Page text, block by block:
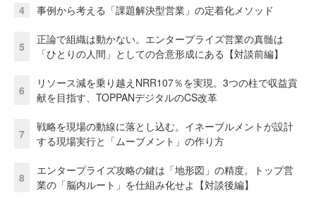
4 事例から考える「課題解決型営業」の定着化メソッド
5
正論で組織は動かない。エンタープライズ営業の真髄は
「ひとりの人間」としての合意形成にある【対談前編】
6
リソース減を乗り越えNRR107％を実現。3つの柱で収益貢
献を目指す、TOPPANデジタルのCS改革
7
戦略を現場の動線に落とし込む。イネーブルメントが設計
する現場実行と「ムーブメント」の作り方
8
エンタープライズ攻略の鍵は「地形図」の精度。トップ営
業の「脳内ルート」を仕組み化せよ【対談後編】